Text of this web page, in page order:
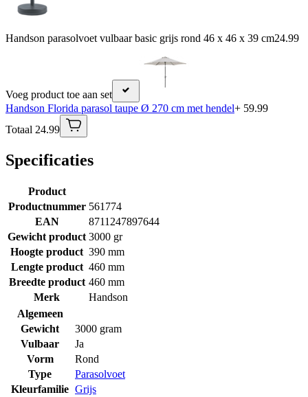
Handson parasolvoet vulbaar basic grijs rond 46 x 46 x 39 cm24.99
Voeg product toe aan set
Handson Florida parasol taupe Ø 270 cm met hendel+ 59.99
Totaal 24.99
Specificaties
Product
Productnummer 561774
EAN
8711247897644
Gewicht product 3000 gr
Hoogte product 390 mm
Lengte product 460 mm
Breedte product 460 mm
Merk
Handson
Algemeen
Gewicht
3000 gram
Vulbaar
Ja
Vorm
Rond
Type
Parasolvoet
Kleurfamilie Grijs